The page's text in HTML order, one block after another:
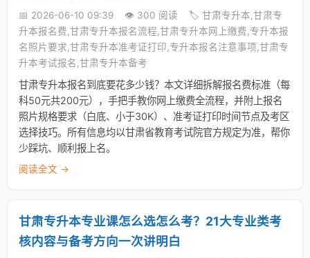
📅 2026-06-10 09:39 👁️ 300 阅读
🏷️ 甘肃专升本,甘肃专
升本报名费,甘肃专升本报名流程,甘肃专升本网上缴费,专升本报
名照片要求,甘肃专升本准考证打印,专升本报名注意事项,甘肃专
升本考试报名,甘肃专升本备考
甘肃专升本报名到底要花多少钱？本文详细拆解报名费标准（每
科50元共200元），手把手教你网上缴费全流程，并附上报名
照片规格要求（白底、小于30K）、准考证打印时间节点及考区
选择技巧。所有信息均以甘肃省教育考试院官方规定为准，帮你
少踩坑、顺利报上名。
阅读全文 →
甘肃专升本专业课怎么选怎么考？21大专业类考
核内容与备考方向一次讲明白